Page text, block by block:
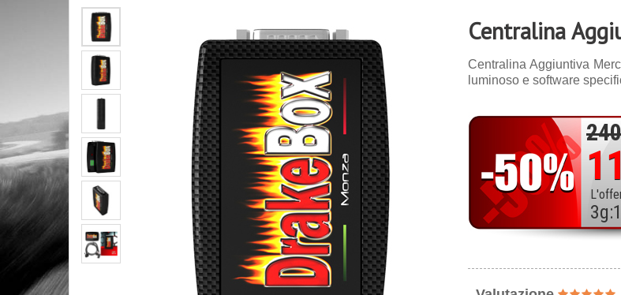
Centralina
Centralina Aggiuntiva
luminoso e software
3g:1